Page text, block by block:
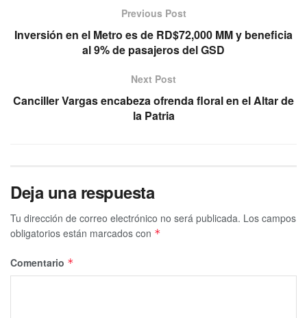
Previous Post
Inversión en el Metro es de RD$72,000 MM y beneficia
al 9% de pasajeros del GSD
Next Post
Canciller Vargas encabeza ofrenda floral en el Altar de
la Patria
Deja una respuesta
Tu dirección de correo electrónico no será publicada. Los campos
obligatorios están marcados con *
Comentario *